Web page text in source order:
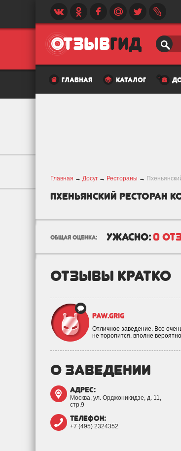
главная каталог
Главная → Досуг → Рестораны →
Пхеньянский ресторан
общая оценка: ужасно: 0
отзывы кратко
paw.grig
Отличное заведение. Все
не торопится. вполне
о заведении
адрес:
Москва, ул. Орджоникидзе, д. 11,
стр.9
телефон:
+7 (495) 2324352